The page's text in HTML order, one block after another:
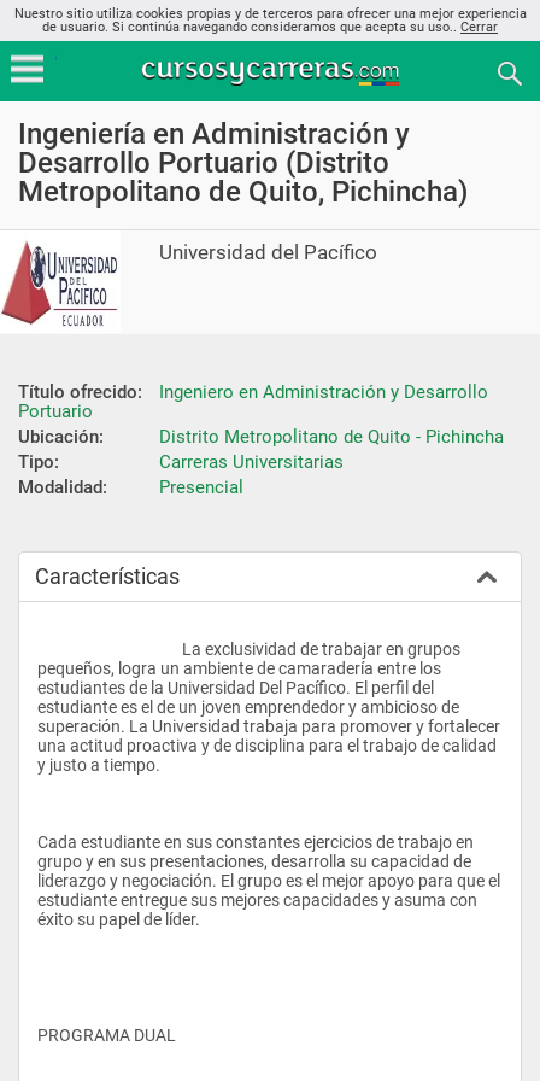
Nuestro sitio utiliza cookies propias y de terceros para ofrecer una mejor experiencia
de usuario. Si continúa navegando consideramos que acepta su uso.. Cerrar
Ingeniería en Administración y
Desarrollo Portuario (Distrito
Metropolitano de Quito, Pichincha)
Universidad del Pacífico
Título ofrecido:
Ingeniero en Administración y Desarrollo
Portuario
Ubicación:
Distrito Metropolitano de Quito - Pichincha
Tipo:
Carreras Universitarias
Modalidad:
Presencial
Características
pequeños, logra un ambiente de camaradería entre los
estudiantes de la Universidad Del Pacífico. El perfil del
estudiante es el de un joven emprendedor y ambicioso de
superación. La Universidad trabaja para promover y fortalecer
una actitud proactiva y de disciplina para el trabajo de calidad
y justo a tiempo.
Cada estudiante en sus constantes ejercicios de trabajo en
grupo y en sus presentaciones, desarrolla su capacidad de
liderazgo y negociación. El grupo es el mejor apoyo para que el
estudiante entregue sus mejores capacidades y asuma con
éxito su papel de líder.
PROGRAMA DUAL